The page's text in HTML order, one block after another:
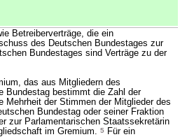
Betreiberverträge, die ein
des Deutschen Bundestages zur
Bundestages sind Verträge zu der
das aus Mitgliedern des
Bundestag bestimmt die Zahl der
Mehrheit der Stimmen der Mitglieder des
Bundestag oder seiner Fraktion
zur Parlamentarischen Staatssekretärin
im Gremium. 5 Für ein